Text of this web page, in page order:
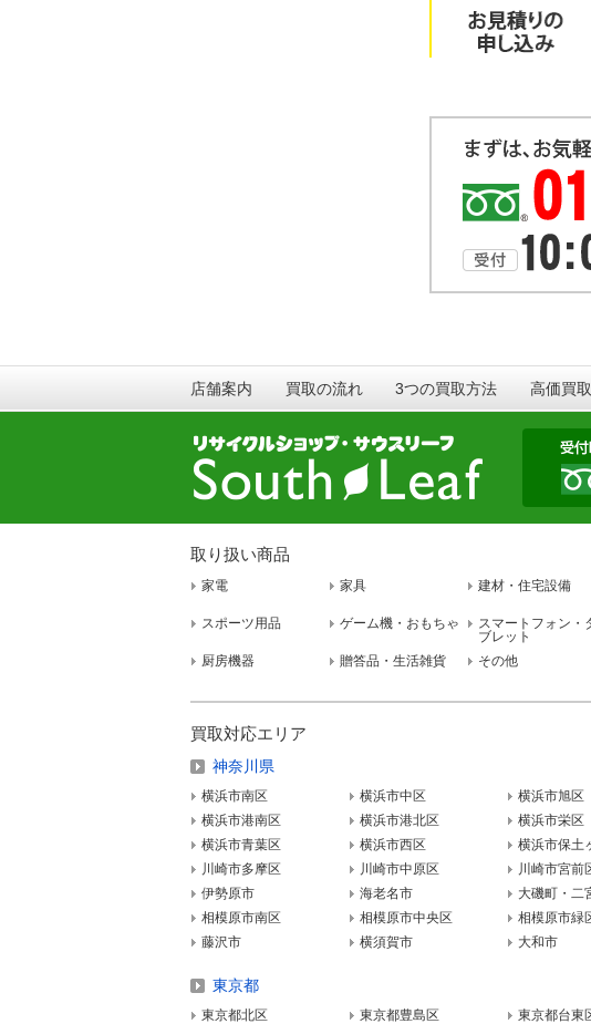
店舗案内 買取の流れ 3つの買取方法 高価買
取り扱い商品
家電 家具 建材・住宅設備
スポーツ用品 ゲーム機・おもちゃ
スマートフォン・
ブレット
厨房機器 贈答品・生活雑貨 その他
買取対応エリア
神奈川県
横浜市南区 横浜市中区 横浜市旭区
横浜市港南区
横浜市港北区 横浜市栄区
横浜市青葉区
横浜市西区 横浜市保土
川崎市多摩区
川崎市中原区 川崎市宮前
伊勢原市
海老名市 大磯町・二
相模原市南区
相模原市中央区 相模原市緑
藤沢市
横須賀市 大和市
東京都
東京都北区 東京都豊島区 東京都台東